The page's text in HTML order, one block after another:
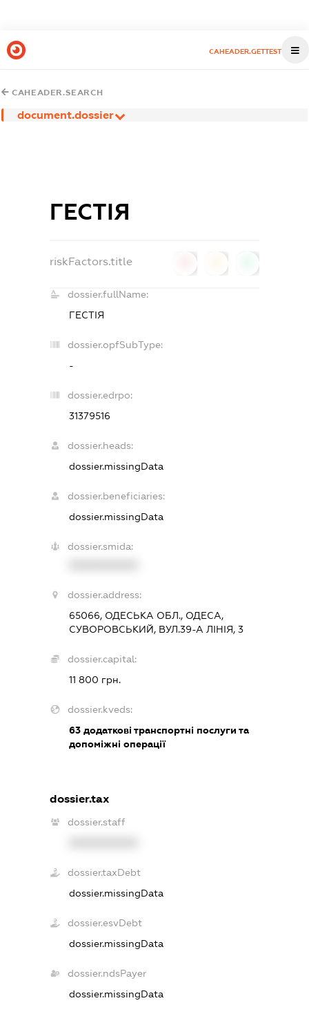
CAHEADER.GETTEST
CAHEADER.SEARCH
document.dossier
ГЕСТІЯ
riskFactors.title
dossier.fullName:
ГЕСТІЯ
dossier.opfSubType:
-
dossier.edrpo:
31379516
dossier.heads:
dossier.missingData
dossier.beneficiaries:
dossier.missingData
dossier.smida:
dossier.address:
65066, ОДЕСЬКА ОБЛ., ОДЕСА,
СУВОРОВСЬКИЙ, ВУЛ.39-А ЛІНІЯ, 3
dossier.capital:
11 800 грн.
dossier.kveds:
63 додаткові транспортні послуги та
допоміжні операції
dossier.tax
dossier.staff
dossier.taxDebt
dossier.missingData
dossier.esvDebt
dossier.missingData
dossier.ndsPayer
dossier.missingData